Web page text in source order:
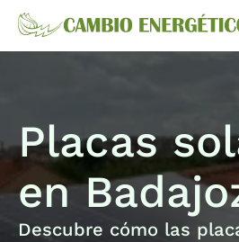
Placas
en
Descubre cómo las